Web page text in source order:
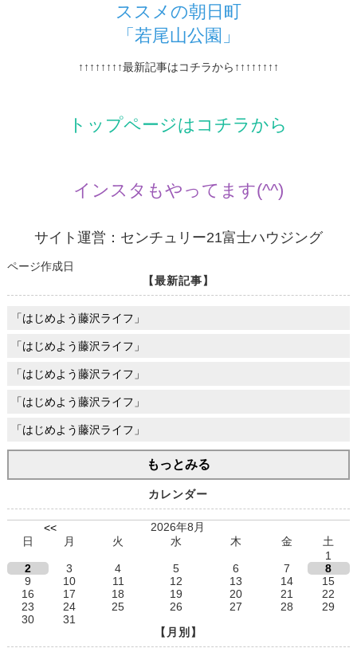
ススメの朝日町
「若尾山公園」
↑↑↑↑↑↑↑↑最新記事はコチラから↑↑↑↑↑↑↑↑
トップページはコチラから
インスタもやってます(^^)
サイト運営：センチュリー21富士ハウジング
ページ作成日
【最新記事】
「はじめよう藤沢ライフ」
「はじめよう藤沢ライフ」
「はじめよう藤沢ライフ」
「はじめよう藤沢ライフ」
「はじめよう藤沢ライフ」
もっとみる
カレンダー
<<
2026年8月
日
月 火 水 木 金
土
1
2
3 4 5 6 7
8
9
10 11 12 13 14
15
16
17 18 19 20 21
22
23
24 25 26 27 28
29
30
31
【月別】